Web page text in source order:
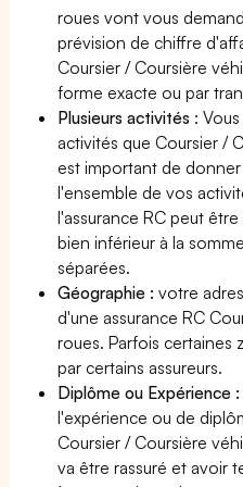
roues vont vous
prévision de chiffre
Coursier / Coursière
forme exacte ou par
Plusieurs activités :
activités que Coursier /
est important de
l'ensemble de vos
l'assurance RC peut
bien inférieur à la
séparées.
Géographie :votre
d'une assurance RC
roues. Parfois certaines
par certains assureurs.
Diplôme ou Expérience
l'expérience ou de
Coursier / Coursière
va être rassuré et avoir